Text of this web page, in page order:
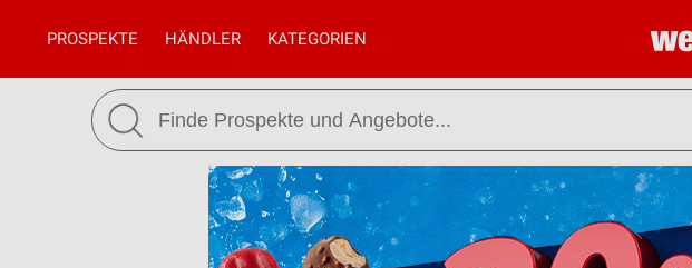
PROSPEKTE HÄNDLER KATEGORIEN